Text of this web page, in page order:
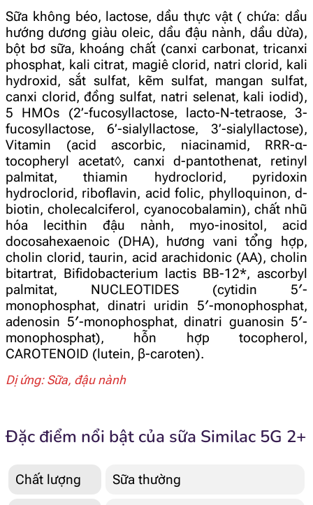
Sữa không béo, lactose, dầu thực vật ( chứa: dầu
hướng dương giàu oleic, dầu đậu nành, dầu dừa),
bột bơ sữa, khoáng chất (canxi carbonat, tricanxi
phosphat, kali citrat, magiê clorid, natri clorid, kali
hydroxid, sắt sulfat, kẽm sulfat, mangan sulfat,
canxi clorid, đồng sulfat, natri selenat, kali iodid),
5 HMOs (2’-fucosyllactose, lacto-N-tetraose, 3-
fucosyllactose, 6’-sialyllactose, 3’-sialyllactose),
Vitamin (acid ascorbic, niacinamid, RRR-α-
tocopheryl acetat◊, canxi d-pantothenat, retinyl
palmitat, thiamin hydroclorid, pyridoxin
hydroclorid, riboflavin, acid folic, phylloquinon, d-
biotin, cholecalciferol, cyanocobalamin), chất nhũ
hóa lecithin đậu nành, myo-inositol, acid
docosahexaenoic (DHA), hương vani tổng hợp,
cholin clorid, taurin, acid arachidonic (AA), cholin
bitartrat, Bifidobacterium lactis BB-12*, ascorbyl
palmitat, NUCLEOTIDES (cytidin 5′-
monophosphat, dinatri uridin 5′-monophosphat,
adenosin 5′-monophosphat, dinatri guanosin 5′-
monophosphat), hỗn hợp tocopherol,
CAROTENOID (lutein, β-caroten).
Dị ứng: Sữa, đậu nành
Đặc điểm nổi bật của sữa Similac 5G 2+
Chất lượng Sữa thường